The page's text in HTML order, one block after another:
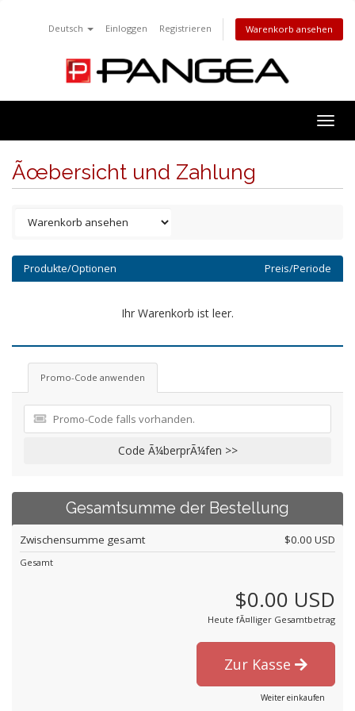
Deutsch Einloggen Registrieren Warenkorb ansehen
Ãœbersicht und Zahlung
Produkte/Optionen Preis/Periode
Ihr Warenkorb ist leer.
Promo-Code anwenden
Code Ã¼berprÃ¼fen >>
Gesamtsumme der Bestellung
Zwischensumme gesamt $0.00 USD
Gesamt
$0.00 USD
Heute fÃ¤lliger Gesamtbetrag
Zur Kasse
Weiter einkaufen